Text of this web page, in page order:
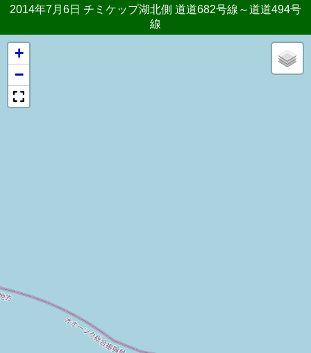
2014年7月6日 チミケップ湖北側 道道682号線～道道494号
線
+
−